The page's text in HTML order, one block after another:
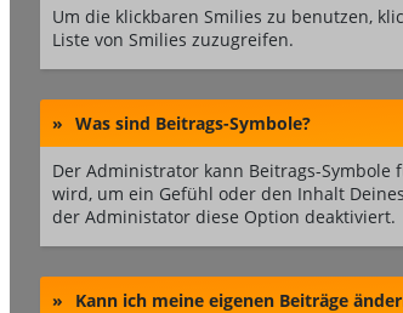
Um die klickbaren Smilies zu benutzen,
Liste von Smilies zuzugreifen.
» Was sind Beitrags-Symbole?
Der Administrator kann Beitrags-
wird, um ein Gefühl oder den Inhalt
der Administator diese Option deaktiviert.
» Kann ich meine eigenen Beiträge